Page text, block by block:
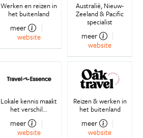
Werken en reizen in
het buitenland
meer
website
Australië, Nieuw-
Zeeland & Pacific
specialist
meer
website
Lokale kennis maakt
het verschil...
meer
website
Reizen & werken in
het buitenland
meer
website